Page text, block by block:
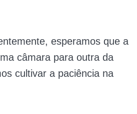
esperamos que a
câmara para outra da
cultivar a paciência na